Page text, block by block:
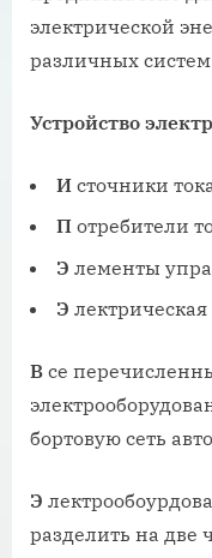
электрической
различных
Устройство
И сточники
П отребители
Э лементы
Э
В се
бортовую сеть
Э
разделить на две